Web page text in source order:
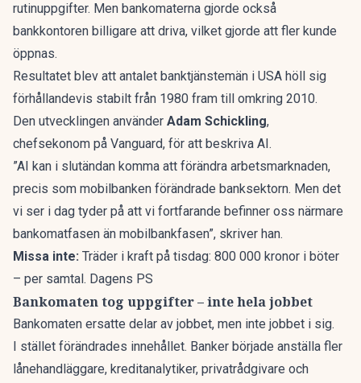
rutinuppgifter. Men bankomaterna gjorde också
bankkontoren billigare att driva, vilket gjorde att fler kunde
öppnas.
Resultatet blev att antalet banktjänstemän i USA höll sig
förhållandevis stabilt från 1980 fram till omkring 2010.
Den utvecklingen använder Adam Schickling,
chefsekonom på Vanguard, för att beskriva AI.
”AI kan i slutändan komma att förändra arbetsmarknaden,
precis som mobilbanken förändrade banksektorn. Men det
vi ser i dag tyder på att vi fortfarande befinner oss närmare
bankomatfasen än mobilbankfasen”, skriver han.
Missa inte: Träder i kraft på tisdag: 800 000 kronor i böter
– per samtal. Dagens PS
Bankomaten tog uppgifter – inte hela jobbet
Bankomaten ersatte delar av jobbet, men inte jobbet i sig.
I stället förändrades innehållet. Banker började anställa fler
lånehandläggare, kreditanalytiker, privatrådgivare och